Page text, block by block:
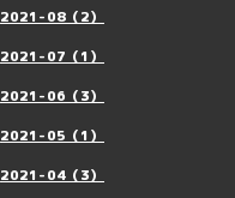
2021-08（2）
2021-07（1）
2021-06（3）
2021-05（1）
2021-04（3）